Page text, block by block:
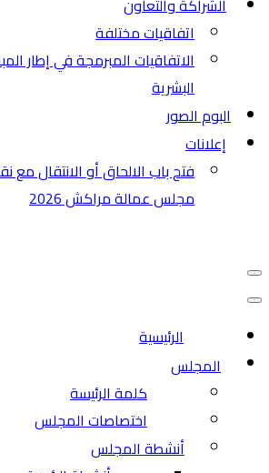
الشراكة والتعاون
اتفاقيات مختلفة​
الاتفاقيات المبرمجة في إطار
البشرية
البوم الصور
إعلانات
فتح باب الالحاق أو الانتقال مع
مجلس عمالة مراكش 2026
قائمة
قائمة
الرئيسية
المجلس
كلمة الرئيسة
اختصاصات المجلس
أنشطة المجلس